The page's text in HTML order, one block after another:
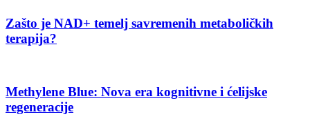
Zašto je NAD+ temelj savremenih metaboličkih
terapija?
Methylene Blue: Nova era kognitivne i ćelijske
regeneracije